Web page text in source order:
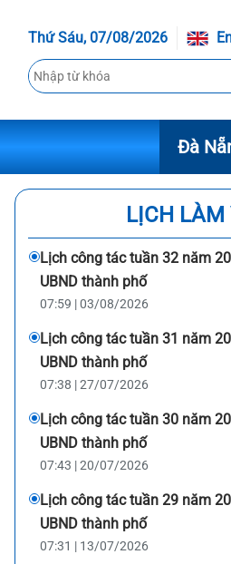
Thứ Sáu, 07/08/2026
Đà
LỊCH LÀM
Lịch công tác tuần 32 năm
UBND thành phố
07:59 | 03/08/2026
Lịch công tác tuần 31 năm
UBND thành phố
07:38 | 27/07/2026
Lịch công tác tuần 30 năm
UBND thành phố
07:43 | 20/07/2026
Lịch công tác tuần 29 năm
UBND thành phố
07:31 | 13/07/2026